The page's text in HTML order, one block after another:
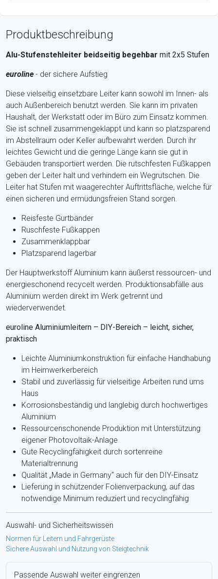
Produktbeschreibung
Alu-Stufenstehleiter beidseitig begehbar mit 2x5 Stufen
euroline - der sichere Aufstieg
Diese vielseitig einsetzbare Leiter kann sowohl im Innen- als
auch Außenbereich benutzt werden. Sie kann im privaten
Haushalt, der Werkstatt oder im Büro zum Einsatz kommen.
Sie ist schnell zusammengeklappt und kann so platzsparend
im Abstellraum oder Keller aufbewahrt werden. Durch ihr
leichtes Gewicht und die geringe Länge kann sie gut in
Gebäuden transportiert werden. Die rutschfesten Fußkappen
geben der Leiter halt und verhindern ein Wegrutschen. Die
Leiter hat Stufen mit waagerechter Auftrittsfläche, welche für
einen sicheren und ermüdungsfreien Stand sorgen.
Reisfeste Gurtbänder
Ruschfeste Fußkappen
Zusammenklappbar
Platzsparend lagerbar
Der Hauptwerkstoff Aluminium kann äußerst ressourcen- und
energieschonend recycelt werden. Produktionsabfälle aus
Aluminium werden direkt im Werk getrennt und
wiederverwendet.
euroline Aluminiumleitern – DIY-Bereich – leicht, sicher,
praktisch
Leichte Aluminiumkonstruktion für einfache Handhabung
im Heimwerkerbereich
Stabil und zuverlässig für vielseitige Arbeiten rund ums
Haus
Korrosionsbeständig und langlebig durch hochwertiges
Aluminium
Ressourcenschonende Produktion mit Unterstützung
eigener Photovoltaik-Anlage
Gute Recyclingfähigkeit durch sortenreine
Materialtrennung
Qualität „Made in Germany“ auch für den DIY-Einsatz
Lieferung in schützender Folienverpackung, auf das
notwendige Minimum reduziert und recyclingfähig
Auswahl- und Sicherheitswissen
Normen für Leitern und Fahrgerüste
Sichere Auswahl und Nutzung von Steigtechnik
Passende Auswahl weiter eingrenzen